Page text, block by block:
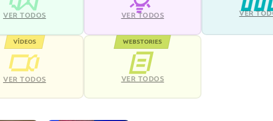
VER TODOS VER TODOS VER
VÍDEOS
VER TODOS
WEBSTORIES
VER TODOS